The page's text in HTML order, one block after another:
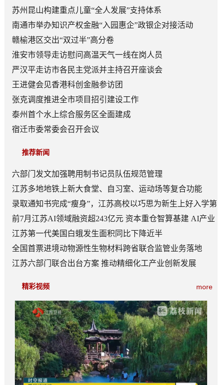
苏州昆山构建重点儿童“全人发展”支持体系
南通市举办知识产权金融“入园惠企”政银企对接活动
赣榆港区交出“双过半”高分卷
淮安市领导走访慰问高温天气一线在岗人员
严汉平走访市各民主党派并主持召开座谈会
王进健会见香港科创金融参访团
张克调度推进全市项目招引建设工作
泰州首个水上综合服务区全面建成
宿迁市委常委会召开会议
推荐新闻
六部门发文加强聘用制书记员队伍规范管理
江苏多地地铁上新大食堂、自习室、运动场等复合功能
——从“客流通道”到“生活场景”
录取通知书完成“瘦身”，江苏高校以巧思为新生上好入学第
一课
前7月江苏AI领域融资超243亿元 资本重仓智算基建 AI产业
底盘夯实
江苏第一代美国白蛾发生面积同比下降近半
全国首票进境动物源性生物材料跨省联合监管业务落地
江苏六部门联合出台方案 推动精细化工产业创新发展
more
精彩视频